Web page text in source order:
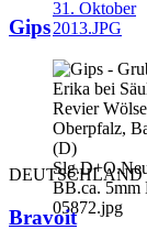
Gips
DEUTSCHLAND
Bravoit